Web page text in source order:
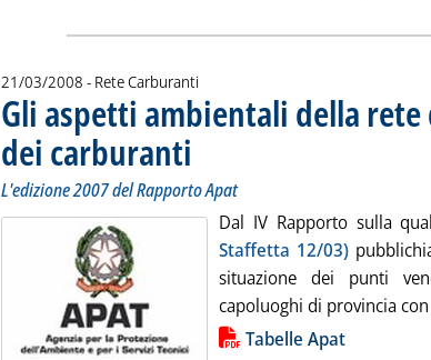
21/03/2008 - Rete Carburanti
Gli aspetti ambientali della
dei carburanti
L'edizione 2007 del Rapporto Apat
Dal IV Rapporto sulla
Staffetta 12/03)
situazione dei punti
capoluoghi di provincia
Lista allegati PDF alla notizia
Tabelle Apat